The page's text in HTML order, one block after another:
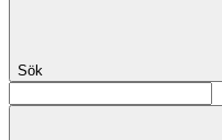
Sök